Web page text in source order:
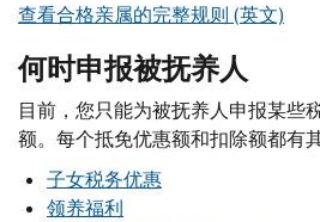
查看合格亲属的完整规则 (英文)
何时申报被抚养人
目前，您只能为被抚养人申报某些
额。每个抵免优惠额和扣除额都有其
子女税务优惠
领养福利